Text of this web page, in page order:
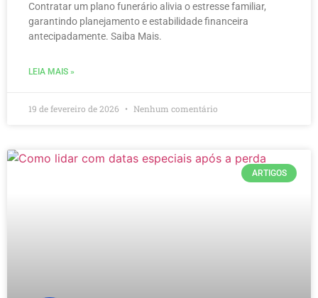
Contratar um plano funerário alivia o estresse familiar,
garantindo planejamento e estabilidade financeira
antecipadamente. Saiba Mais.
LEIA MAIS »
19 de fevereiro de 2026 Nenhum comentário
ARTIGOS